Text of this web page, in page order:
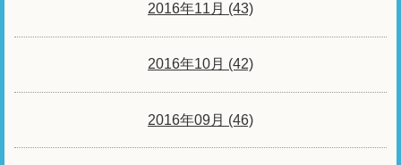
2016年11月 (43)
2016年10月 (42)
2016年09月 (46)